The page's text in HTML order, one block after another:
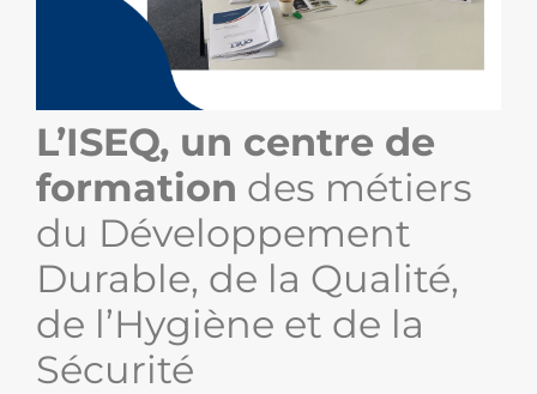
L’ISEQ, un centre de
formation des métiers
du Développement
Durable, de la Qualité,
de l’Hygiène et de la
Sécurité